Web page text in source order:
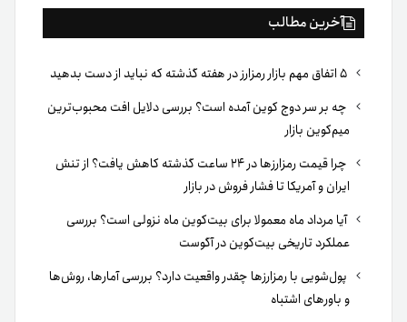
آخرین مطالب
چه بر سر دوج کوین آمده است؟ بررسی دلایل افت محبوب‌ترین
میم‌کوین بازار
چرا قیمت رمزارزها در ۲۴ ساعت گذشته کاهش یافت؟ از تنش
ایران و آمریکا تا فشار فروش در بازار
آیا مرداد ماه معمولا برای بیت‌کوین ماه نزولی است؟ بررسی
عملکرد تاریخی بیت‌کوین در آگوست
پول‌شویی با رمزارزها چقدر واقعیت دارد؟ بررسی آمارها، روش‌ها
و باورهای اشتباه